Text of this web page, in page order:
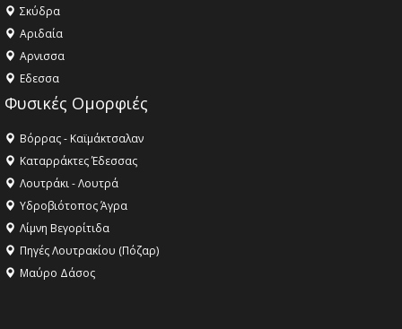
Σκύδρα
Αριδαία
Aρνισσα
Eδεσσα
Φυσικές Ομορφιές
Βόρρας - Καϊμάκτσαλαν
Καταρράκτες Έδεσσας
Λουτράκι - Λουτρά
Υδροβιότοπος Άγρα
Λίμνη Βεγορίτιδα
Πηγές Λουτρακίου (Πόζαρ)
Μαύρο Δάσος